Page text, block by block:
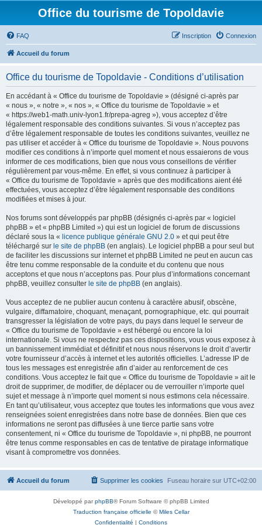
Office du tourisme de Topoldavie
FAQ Connexion
Inscription
Accueil du forum
Office du tourisme de Topoldavie - Conditions d’utilisation
En accédant à « Office du tourisme de Topoldavie » (désigné ci-après par
« nous », « notre », « nos », « Office du tourisme de Topoldavie » et
« https://web1-math.univ-lyon1.fr/prepa-agreg »), vous acceptez d’être
légalement responsable des conditions suivantes. Si vous n’acceptez pas
d’être légalement responsable de toutes les conditions suivantes, veuillez ne
pas utiliser et accéder à « Office du tourisme de Topoldavie ». Nous pouvons
modifier ces conditions à n’importe quel moment et nous essaierons de vous
informer de ces modifications, bien que nous vous conseillons de vérifier
régulièrement par vous-même. En effet, si vous continuez à participer à
« Office du tourisme de Topoldavie » après que des modifications aient été
effectuées, vous acceptez d’être légalement responsable des conditions
modifiées et mises à jour.
Nos forums sont développés par phpBB (désignés ci-après par « logiciel
phpBB » et « phpBB Limited ») qui est un logiciel de forum de discussions
déclaré sous la « licence publique générale GNU 2.0 » et qui peut être
téléchargé sur le site de phpBB (en anglais). Le logiciel phpBB a pour seul but
de faciliter les discussions sur internet et phpBB Limited ne peut en aucun cas
être tenu comme responsable de la conduite et du contenu que nous
acceptons et que nous n’acceptons pas. Pour plus d’informations concernant
phpBB, veuillez consulter le site de phpBB (en anglais).
Vous acceptez de ne publier aucun contenu à caractère abusif, obscène,
vulgaire, diffamatoire, choquant, menaçant, pornographique, etc. qui pourrait
transgresser la législation de votre pays, du pays dans lequel le serveur de
« Office du tourisme de Topoldavie » est hébergé ou encore la loi
internationale. Si vous ne respectez pas ces dispositions, vous vous exposez à
un bannissement immédiat et définitif et nous nous réservons le droit d’avertir
votre fournisseur d’accès à internet et les autorités officielles. L’adresse IP de
tous les messages est enregistrée afin d’aider au renforcement de ces
conditions. Vous acceptez le fait que « Office du tourisme de Topoldavie » ait le
droit de supprimer, de modifier, de déplacer ou de verrouiller n’importe quel
sujet et message à n’importe quel moment si nous estimons cela nécessaire.
En tant qu’utilisateur, vous acceptez que toutes les informations que vous avez
renseignées soient enregistrées dans notre base de données. Bien que ces
informations ne seront pas diffusées à une tierce partie sans votre
consentement, ni « Office du tourisme de Topoldavie », ni phpBB, ne pourront
être tenus comme responsables en cas de tentative de piratage informatique
visant à compromettre vos données.
Accueil du forum Fuseau horaire sur UTC+02:00
Supprimer les cookies
Développé parphpBB® Forum Software © phpBB Limited
Traduction française officielle ©Miles Cellar
Confidentialité | Conditions